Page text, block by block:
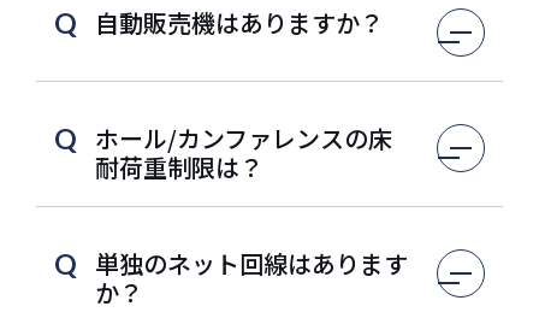
Q 自動販売機はありますか？
Q
ホール/カンファレンスの床
耐荷重制限は？
Q
単独のネット回線はあります
か？